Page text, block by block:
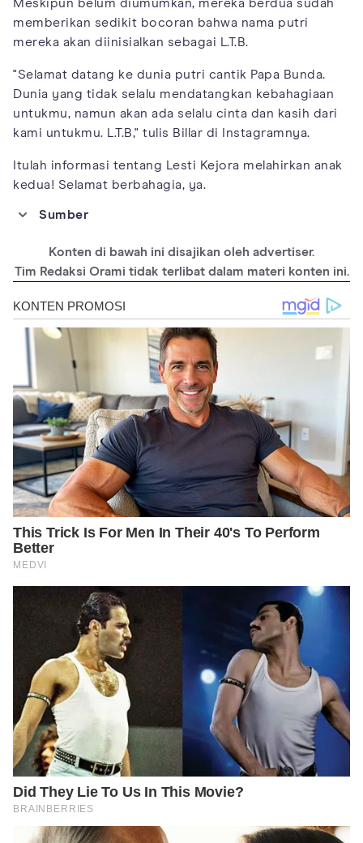
Meskipun belum diumumkan, mereka berdua sudah
memberikan sedikit bocoran bahwa nama putri
mereka akan diinisialkan sebagai L.T.B.
"Selamat datang ke dunia putri cantik Papa Bunda.
Dunia yang tidak selalu mendatangkan kebahagiaan
untukmu, namun akan ada selalu cinta dan kasih dari
kami untukmu. L.T.B," tulis Billar di Instagramnya.
Itulah informasi tentang Lesti Kejora melahirkan anak
kedua! Selamat berbahagia, ya.
Sumber
Konten di bawah ini disajikan oleh advertiser.
Tim Redaksi Orami tidak terlibat dalam materi konten ini.